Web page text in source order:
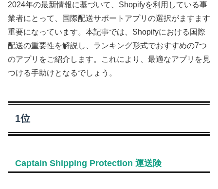
2024年の最新情報に基づいて、Shopifyを利用している事
業者にとって、国際配送サポートアプリの選択がますます
重要になっています。本記事では、Shopifyにおける国際
配送の重要性を解説し、ランキング形式でおすすめの7つ
のアプリをご紹介します。これにより、最適なアプリを見
つける手助けとなるでしょう。
1位
Captain Shipping Protection 運送険